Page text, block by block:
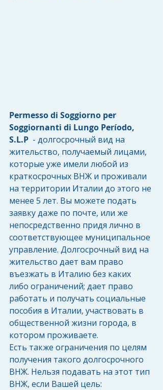
Permesso di Soggiorno per
Soggiornanti di Lungo Período,
S.L.P
  - долгосрочный вид на
жительство, получаемый лицами,
которые уже имели любой из
краткосрочных ВНЖ и проживали
на территории Италии до этого не
менее 5 лет. Вы можете подать
заявку даже по почте, или же
непосредственно придя лично в
соответствующее муниципальное
управление. Долгосрочный вид на
жительство дает вам право
въезжать в Италию без каких
либо ограничений; дает право
работать и получать социальные
пособия в Италии, участвовать в
общественной жизни города, в
котором проживаете.
Есть также ограничения по целям
получения такого долгосрочного
ВНЖ. Нельзя подавать на этот тип
ВНЖ, если Вашей цель: